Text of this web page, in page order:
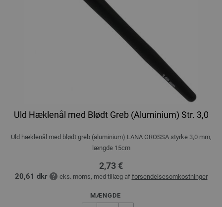
Uld Hæklenål med Blødt Greb (Aluminium) Str. 3,0
Uld hæklenål med blødt greb (aluminium) LANA GROSSA styrke 3,0 mm,
længde 15cm
2,73 €
20,61 dkr eks. moms, med tillæg af forsendelsesomkostninger
MÆNGDE